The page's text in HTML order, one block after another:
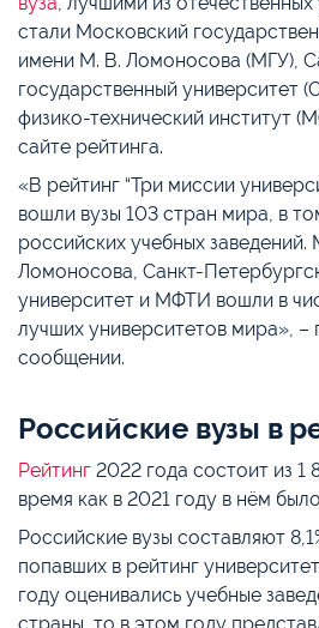
стали Московский
имени М. В. Ломоносова (МГУ),
государственный университет
физико-технический институт
сайте рейтинга.
«В рейтинг “Три миссии
вошли вузы 103 стран мира, в
российских учебных
Ломоносова, Санкт-
университет и МФТИ вошли в
лучших университетов мира», –
сообщении.
Российские вузы в
Рейтинг 2022 года состоит из 1
время как в 2021 году в нём
Российские вузы составляют
попавших в рейтинг
году оценивались учебные
страны, то в этом году